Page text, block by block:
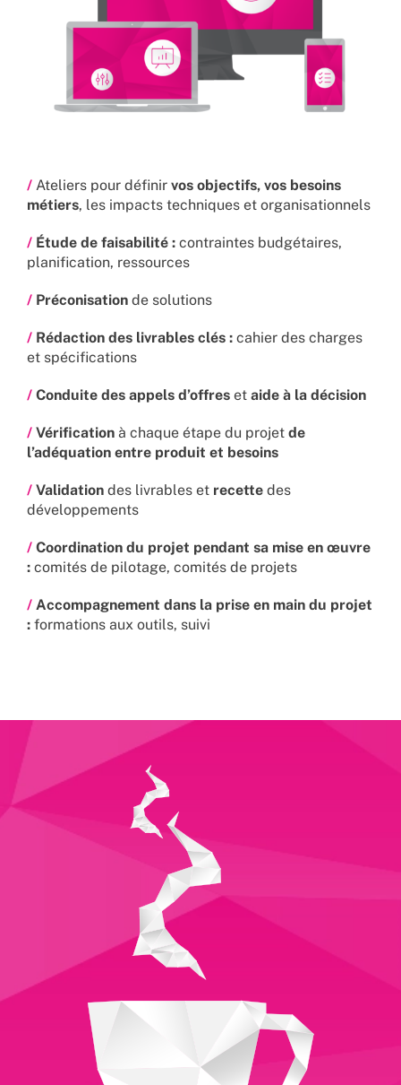
/Ateliers pour définir vos objectifs, vos besoins
métiers, les impacts techniques et organisationnels
/ Étude de faisabilité :contraintes budgétaires,
planification, ressources
/ Préconisationde solutions
/ Rédaction des livrables clés :cahier des charges
et spécifications
/ Conduite des appels d’offreset aide à la décision
/ Vérificationà chaque étape du projet de
l’adéquation entre produit et besoins
/ Validationdes livrables et recettedes
développements
/ Coordination du projet pendant sa mise en œuvre
:comités de pilotage, comités de projets
/ Accompagnement dans la prise en main du projet
:formations aux outils, suivi